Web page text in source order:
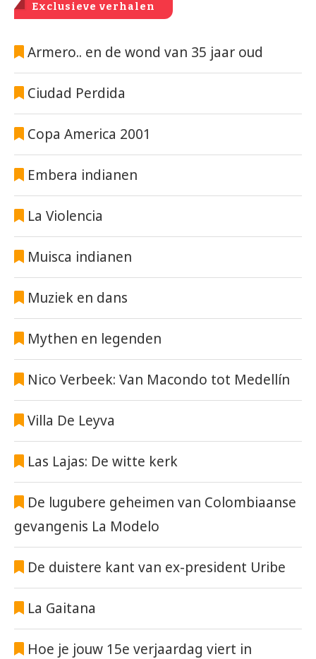
Exclusieve verhalen
Armero.. en de wond van 35 jaar oud
Ciudad Perdida
Copa America 2001
Embera indianen
La Violencia
Muisca indianen
Muziek en dans
Mythen en legenden
Nico Verbeek: Van Macondo tot Medellín
Villa De Leyva
Las Lajas: De witte kerk
De lugubere geheimen van Colombiaanse
gevangenis La Modelo
De duistere kant van ex-president Uribe
La Gaitana
Hoe je jouw 15e verjaardag viert in